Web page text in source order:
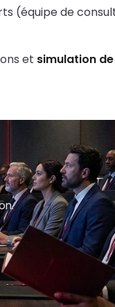
(équipe de
et simulation